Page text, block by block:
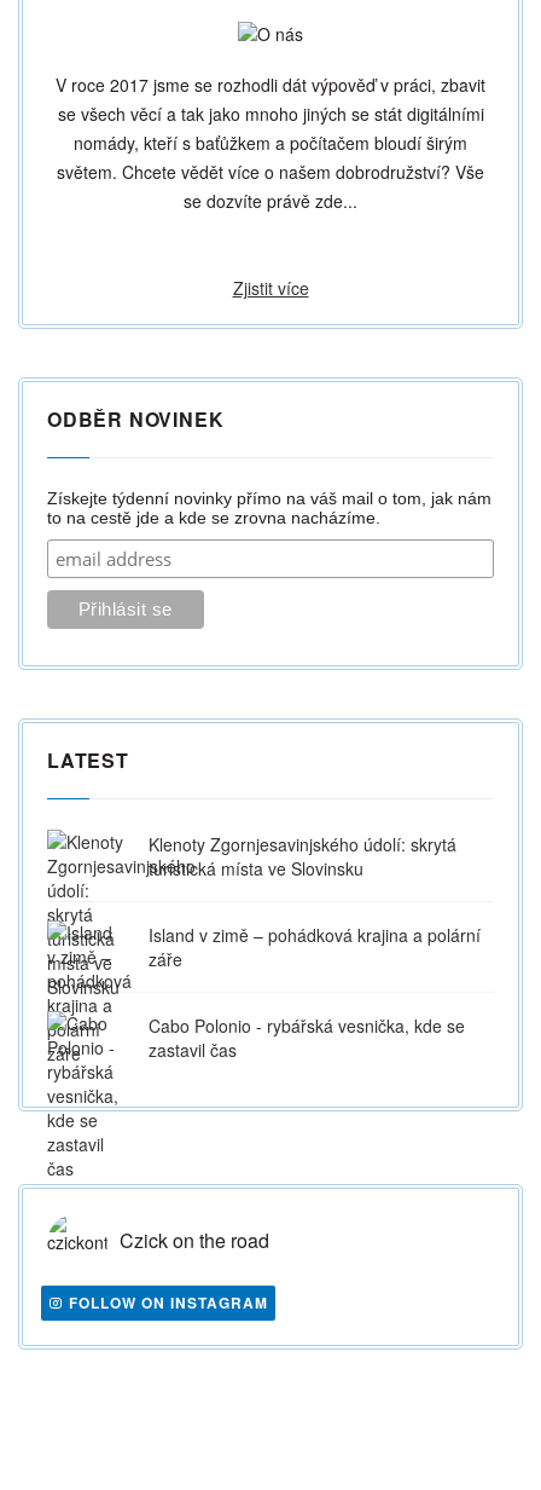
V roce 2017 jsme se rozhodli dát výpověď v práci, zbavit
se všech věcí a tak jako mnoho jiných se stát digitálními
nomády, kteří s baťůžkem a počítačem bloudí širým
světem. Chcete vědět více o našem dobrodružství? Vše
se dozvíte právě zde...
Zjistit více
ODBĚR NOVINEK
Získejte týdenní novinky přímo na váš mail o tom, jak nám
to na cestě jde a kde se zrovna nacházíme.
LATEST
Klenoty Zgornjesavinjského údolí: skrytá
turistická místa ve Slovinsku
Island v zimě – pohádková krajina a polární
záře
Cabo Polonio - rybářská vesnička, kde se
zastavil čas
Czick on the road
FOLLOW ON INSTAGRAM